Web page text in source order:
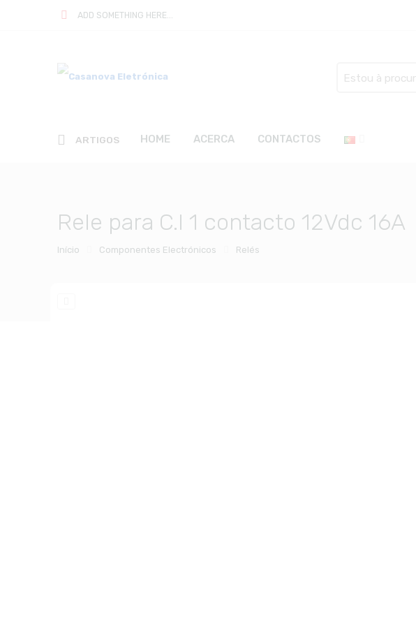
ADD SOMETHING HERE...
here
ARTIGOS HOME ACERCA CONTACTOS
Rele para C.I 1 contacto 12Vdc 16A
Início Componentes Electrónicos Relés